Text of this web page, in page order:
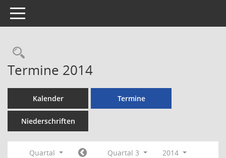
Toggle navigation
Rechercheauswahl
Termine 2014
Kalender Termine
Niederschriften
Quartal Quartal 3
2014